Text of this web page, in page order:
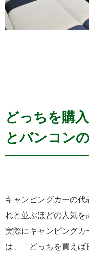
どっちを購
とバンコン
キャンピングカーの
れと並ぶほどの人気を
実際にキャンピングカ
は、「どっちを買え